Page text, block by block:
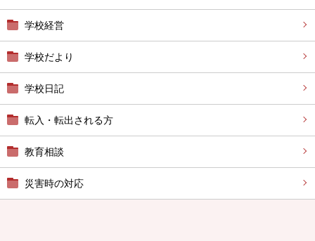
学校経営
学校だより
学校日記
転入・転出される方
教育相談
災害時の対応